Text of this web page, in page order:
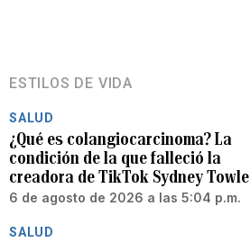
ESTILOS DE VIDA
SALUD
¿Qué es colangiocarcinoma? La
condición de la que falleció la
creadora de TikTok Sydney Towle
6 de agosto de 2026 a las 5:04 p.m.
SALUD